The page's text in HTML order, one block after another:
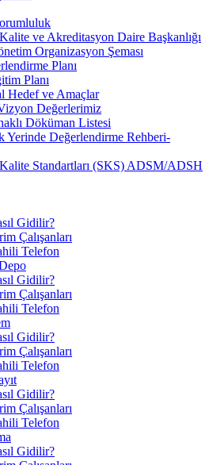
ve Akreditasyon Daire Başkanlığı
Organizasyon Şeması
Planı
Planı
Hedef ve Amaçlar
Değerlerimiz
Döküman Listesi
Yerinde Değerlendirme Rehberi-
Kalite Standartları (SKS) ADSM/ADSH
Gidilir?
Çalışanları
Telefon
Gidilir?
Çalışanları
Telefon
Gidilir?
Çalışanları
Telefon
Gidilir?
Çalışanları
Telefon
Gidilir?